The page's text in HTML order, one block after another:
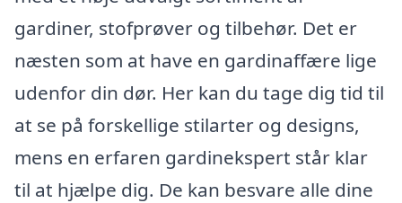
gardiner, stofprøver og tilbehør. Det er
næsten som at have en gardinaffære lige
udenfor din dør. Her kan du tage dig tid til
at se på forskellige stilarter og designs,
mens en erfaren gardinekspert står klar
til at hjælpe dig. De kan besvare alle dine